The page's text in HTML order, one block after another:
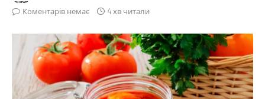
Коментарів немає
4 хв читали